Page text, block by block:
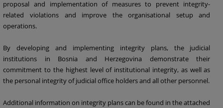
proposal and implementation of measures to prevent integrity-
related violations and improve the organisational setup and
operations.
By developing and implementing integrity plans, the judicial
institutions in Bosnia and Herzegovina demonstrate their
commitment to the highest level of institutional integrity, as well as
the personal integrity of judicial office holders and all other personnel.
Additional information on integrity plans can be found in the attached